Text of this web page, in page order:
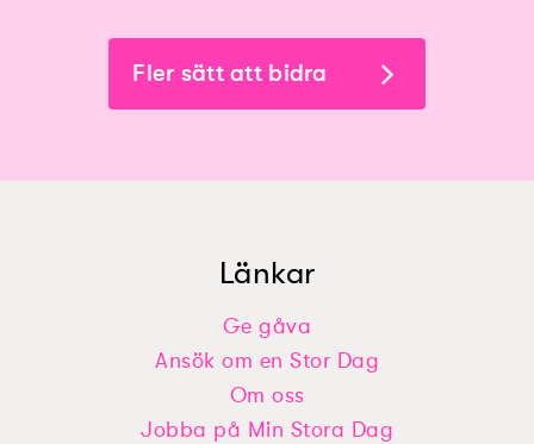
Fler sätt att bidra
Länkar
Ge gåva
Ansök om en Stor Dag
Om oss
Jobba på Min Stora Dag